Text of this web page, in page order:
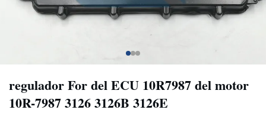
regulador For del ECU 10R7987 del motor
10R-7987 3126 3126B 3126E